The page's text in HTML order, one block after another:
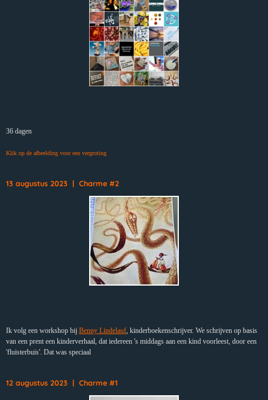
36 dagen
Klik op de afbeelding voor een vergroting
13 augustus 2023 | Charme #2
Ik volg een workshop bij Benny Lindelauf, kinderboekenschrijver. We schrijven op basis
van een prent een kinderverhaal, dat iedereen 's middags aan een kind voorleest, door een
'fluisterbuis'. Dat was speciaal
12 augustus 2023 | Charme #1